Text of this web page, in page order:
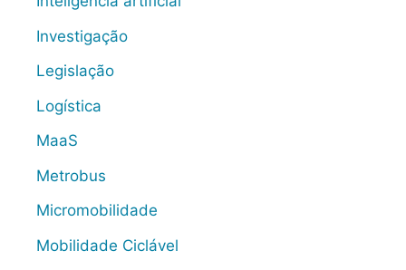
Investigação
Legislação
Logística
MaaS
Metrobus
Micromobilidade
Mobilidade Ciclável